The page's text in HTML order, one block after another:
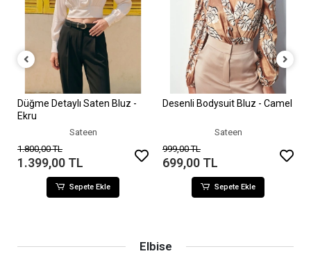
Sepete Ekle
Düğme Detaylı Saten Bluz -
Ekru
Sateen
1.800,00 TL
1.399,00 TL
Sepete Ekle
Sepete Ekle
Desenli Bodysuit Bluz - Camel
Sateen
999,00 TL
699,00 TL
Sepete Ekle
Elbise